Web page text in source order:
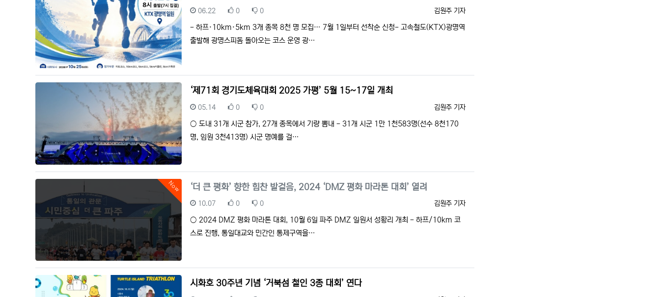
등록자
김원주 기자
등록일
06.22 추천
0 비추천
0
- 하프·10km·5km 3개 종목 8천 명 모집… 7월 1일부터 선착순 신청- 고속철도(KTX)광명역
출발해 광명스피돔 돌아오는 코스 운영 광…
‘제71회 경기도체육대회 2025 가평’ 5월 15~17일 개최
등록자
김원주 기자
등록일
05.14 추천
0 비추천
0
○ 도내 31개 시군 참가, 27개 종목에서 기량 뽐내 - 31개 시군 1만 1천583명(선수 8천170
명, 임원 3천413명) 시군 명예를 걸…
Now ‘더 큰 평화’ 향한 힘찬 발걸음, 2024 ‘DMZ 평화 마라톤 대회’ 열려
등록자
김원주 기자
등록일
10.07 추천
0 비추천
0
○ 2024 DMZ 평화 마라톤 대회, 10월 6일 파주 DMZ 일원서 성황리 개최 - 하프/10km 코
스로 진행, 통일대교와 민간인 통제구역을…
시화호 30주년 기념 ‘거북섬 철인 3종 대회’ 연다